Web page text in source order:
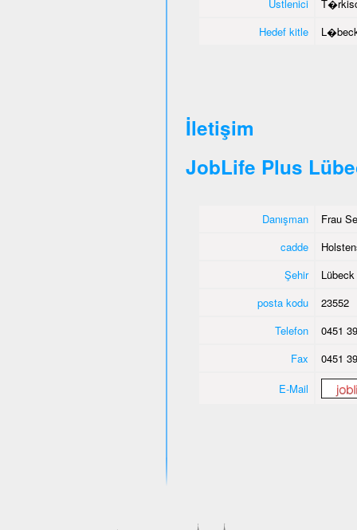
Üstlenici
Hedef kitle
İletişim
JobLife Plus
Danışman
Frau
cadde
Şehir
Lübeck
posta kodu
23552
Telefon
0451
Fax
0451
E-Mail